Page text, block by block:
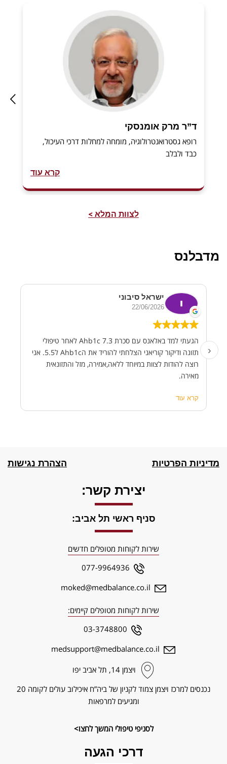
ד”ר מרק אומנסקי
רופא גסטרואנטרולוגיה, מומחה למחלות דרכי העיכול,
כבד ולבלב
קרא עוד
לצוות המלא >
מדבלנס
ישראל סיבוני
22/06/2026
הגעתי למד באלאנס עם סכרת Ahb1c 7.3 לאחר טיפולי
תזונה ודיקור קוריאני הצלחתי להוריד את הAhb1c ל5.5. אני
רוצה להודות לצוות במיוחד ללאה,אמירה, מזל והתזונאית
מאירה.
קרא עוד
‹
מדיניות הפרטיות הצהרת נגישות
יצירת קשר:
סניף ראשי תל אביב:
שירות לקוחות מטופלים חדשים
077-9964936
moked@medbalance.co.il
שירות לקוחות מטופלים קיימים:
03-3748800
medsupport@medbalance.co.il
ויצמן‬ 14, תל אביב יפו
נכנסים למרכז ויצמן צמוד לקניון של ביה”ח איכילוב עולים לקומה 20
ומגיעים למרפאות
לסניפי טיפולי המשך לחצו>
דרכי הגעה